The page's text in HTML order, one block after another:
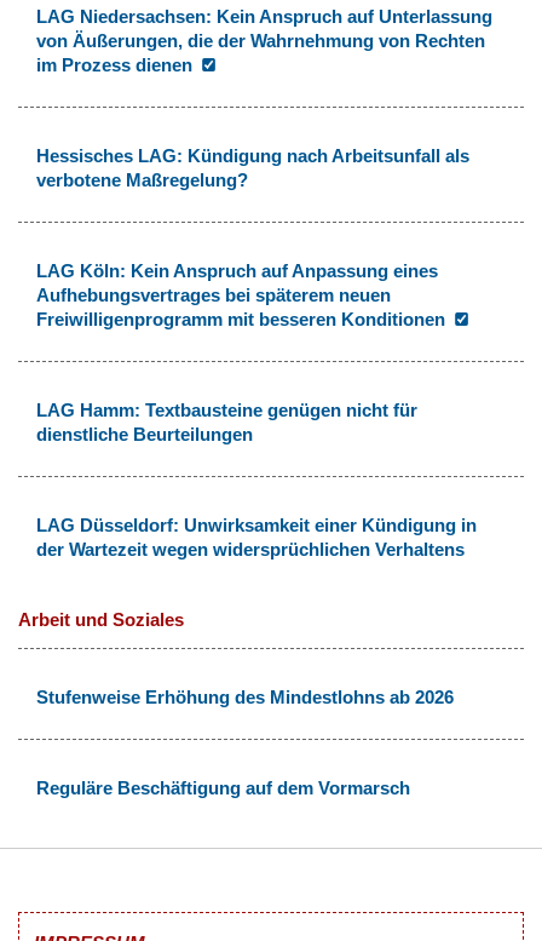
LAG Niedersachsen: Kein Anspruch auf Unterlassung
von Äußerungen, die der Wahrnehmung von Rechten
im Prozess dienen
Hessisches LAG: Kündigung nach Arbeitsunfall als
verbotene Maßregelung?
LAG Köln: Kein Anspruch auf Anpassung eines
Aufhebungsvertrages bei späterem neuen
Freiwilligenprogramm mit besseren Konditionen
LAG Hamm: Textbausteine genügen nicht für
dienstliche Beurteilungen
LAG Düsseldorf: Unwirksamkeit einer Kündigung in
der Wartezeit wegen widersprüchlichen Verhaltens
Arbeit und Soziales
Stufenweise Erhöhung des Mindestlohns ab 2026
Reguläre Beschäftigung auf dem Vormarsch